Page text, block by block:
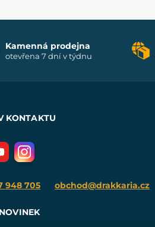
Kamenná prodejna
otevřena 7 dní v týdnu
KONTAKTU
948 705 obchod@drakkaria.cz